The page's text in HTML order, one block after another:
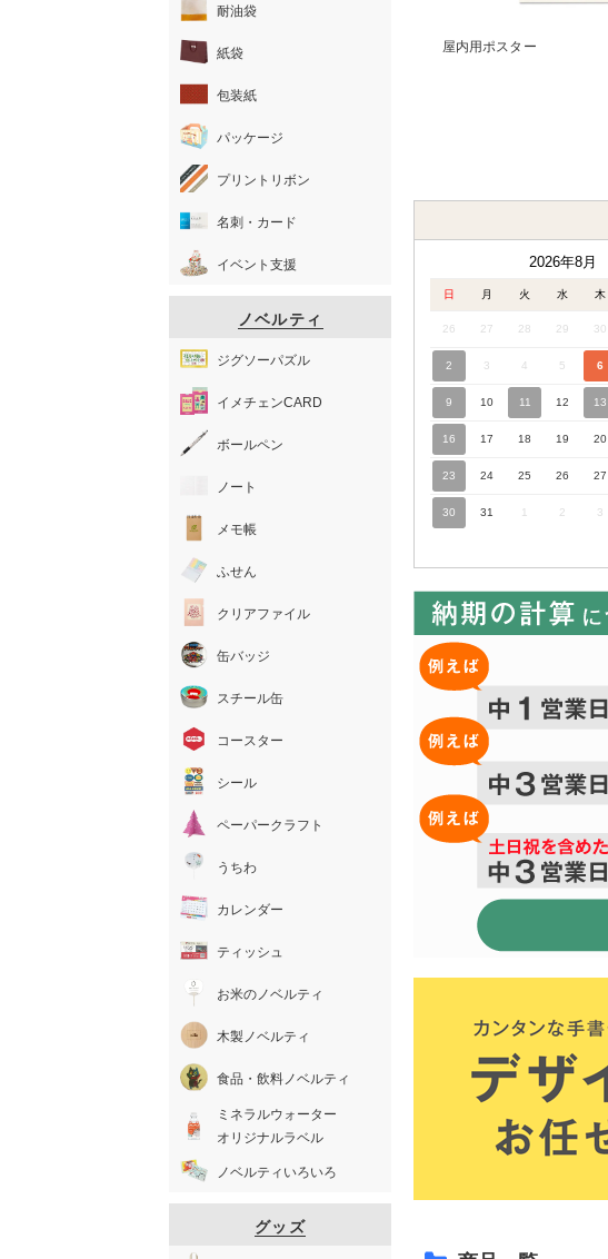
屋内用ポスター
2026年8月
日 月 火 水 木
26 27 28 29 30
2 3 4 5 6
9 10 11 12 13
16 17 18 19 20
23 24 25 26 27
30 31 1 2 3
耐油袋
紙袋
包装紙
パッケージ
プリントリボン
名刺・カード
イベント支援
ノベルティ
ジグソーパズル
イメチェンCARD
ボールペン
ノート
メモ帳
ふせん
クリアファイル
缶バッジ
スチール缶
コースター
シール
ペーパークラフト
うちわ
カレンダー
ティッシュ
お米のノベルティ
木製ノベルティ
食品・飲料ノベルティ
ミネラルウォーター
オリジナルラベル
ノベルティいろいろ
グッズ